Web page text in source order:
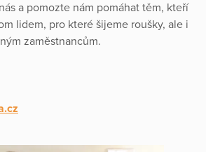
a pomozte nám pomáhat těm, kteří
lidem, pro které šijeme roušky, ale i
zaměstnancům.